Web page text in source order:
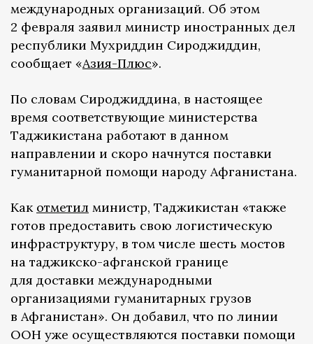
международных организаций. Об этом
2 февраля заявил министр иностранных дел
республики Мухриддин Сироджиддин,
сообщает «Азия-Плюс».
По словам Сироджиддина, в настоящее
время соответствующие министерства
Таджикистана работают в данном
направлении и скоро начнутся поставки
гуманитарной помощи народу Афганистана.
Как отметил министр, Таджикистан «также
готов предоставить свою логистическую
инфраструктуру, в том числе шесть мостов
на таджикско-афганской границе
для доставки международными
организациями гуманитарных грузов
в Афганистан». Он добавил, что по линии
ООН уже осуществляются поставки помощи